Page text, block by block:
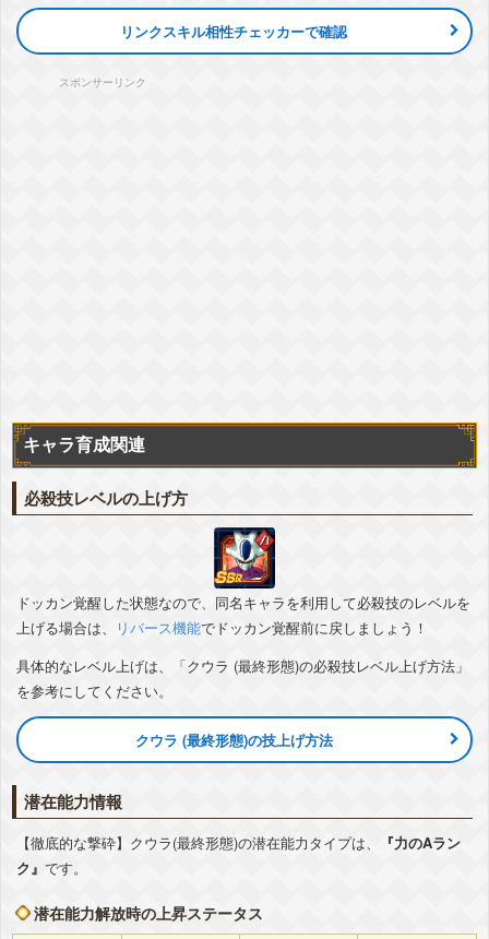
詳細
『恐怖の君臨』フリーザ(第一形態)
気力 +2
『美しい最期の眺望』フリーザ(第一形態)
気力 +2 ATK +80% DEF +40% 敵のDEF低下 -10%
▽編成おすすめカテゴリ
最凶の一族 恐怖の征服 宇宙をわたる戦士 惑星破壊
『破滅をもたらす怒り』フリーザ(最終形態)
+80% DEF +40%
▽編成おすすめカテゴリ
変身強化
最凶の一族 恐怖の征服
宇宙をわたる戦士
+詳細
『大地を貫く光』フリーザ(最終形態)
気力 +2 ATK
変身強化
最凶の一族 恐怖の征服 宇宙をわたる戦士
リンクスキル相性チェッカーで確認
スポンサーリンク
キャラ育成関連
必殺技レベルの上げ方
ドッカン覚醒した状態なので、同名キャラを利用して必殺技のレベルを
上げる場合は、
リバース機能でドッカン覚醒前に戻しましょう！
具体的なレベル上げは、「クウラ (最終形態)の必殺技レベル上げ方法」
を参考にしてください。
クウラ (最終形態)の技上げ方法
潜在能力情報
【徹底的な撃砕】クウラ(最終形態)の潜在能力タイプは、
『力のAラン
ク』 です。
潜在能力解放時の上昇ステータス